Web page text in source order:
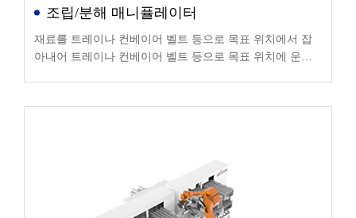
조립/분해 매니퓰레이터
재료를 트레이나 컨베이어 벨트 등으로 목표 위치에서 잡
아내어 트레이나 컨베이어 벨트 등으로 목표 위치에 운반